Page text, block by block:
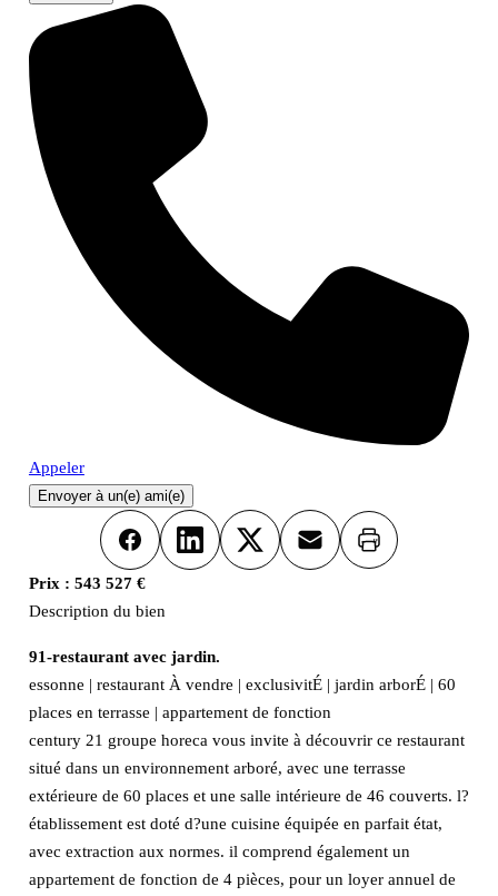
Appeler
Envoyer à un(e) ami(e)
FacebookLinkedInX Email Imprimer
Prix : 543 527 €
Description du bien
91-restaurant avec jardin.
essonne | restaurant À vendre | exclusivitÉ | jardin arborÉ | 60
places en terrasse | appartement de fonction
century 21 groupe horeca vous invite à découvrir ce restaurant
situé dans un environnement arboré, avec une terrasse
extérieure de 60 places et une salle intérieure de 46 couverts. l?
établissement est doté d?une cuisine équipée en parfait état,
avec extraction aux normes. il comprend également un
appartement de fonction de 4 pièces, pour un loyer annuel de